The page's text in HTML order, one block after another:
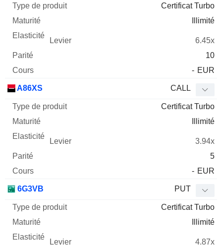
Certificat Turbo
Illimité
6.45x
10
- EUR
A86XS CALL
Certificat Turbo
Illimité
3.94x
5
- EUR
6G3VB PUT
Certificat Turbo
Illimité
4.87x